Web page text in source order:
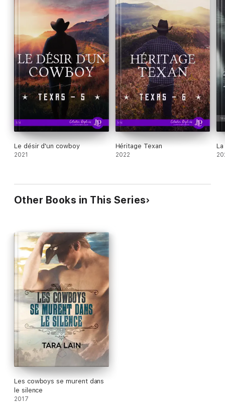
Le désir d'un cowboy
2021
Héritage Texan
2022
Other Books in This Series
Les cowboys se murent dans
le silence
2017